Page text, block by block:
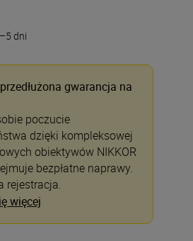
dni
gwarancja na
poczucie
dzięki kompleksowej
obiektywów NIKKOR
bezpłatne naprawy.
rejestracja.
więcej